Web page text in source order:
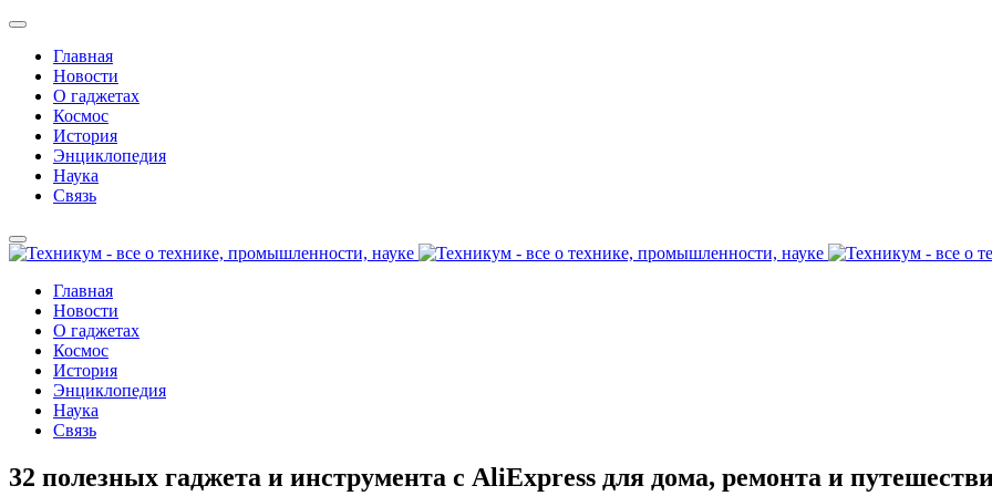
Главная
Новости
О гаджетах
Космос
История
Энциклопедия
Наука
Связь
Главная
Новости
О гаджетах
Космос
История
Энциклопедия
Наука
Связь
32 полезных гаджета и инструмента с AliExpress для дома, ремонта и